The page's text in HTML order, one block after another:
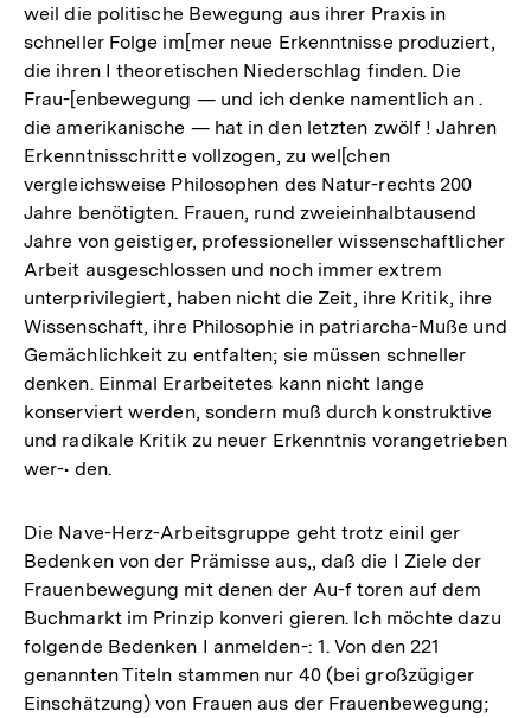
weil die politische Bewegung aus ihrer Praxis in
schneller Folge im[mer neue Erkenntnisse produziert,
die ihren I theoretischen Niederschlag finden. Die
Frau-[enbewegung — und ich denke namentlich an .
die amerikanische — hat in den letzten zwölf ! Jahren
Erkenntnisschritte vollzogen, zu wel[chen
vergleichsweise Philosophen des Natur-rechts 200
Jahre benötigten. Frauen, rund zweieinhalbtausend
Jahre von geistiger, professioneller wissenschaftlicher
Arbeit ausgeschlossen und noch immer extrem
unterprivilegiert, haben nicht die Zeit, ihre Kritik, ihre
Wissenschaft, ihre Philosophie in patriarcha-Muße und
Gemächlichkeit zu entfalten; sie müssen schneller
denken. Einmal Erarbeitetes kann nicht lange
konserviert werden, sondern muß durch konstruktive
und radikale Kritik zu neuer Erkenntnis vorangetrieben
wer-• den.
Die Nave-Herz-Arbeitsgruppe geht trotz einiI ger
Bedenken von der Prämisse aus,, daß die I Ziele der
Frauenbewegung mit denen der Au-f toren auf dem
Buchmarkt im Prinzip konveri gieren. Ich möchte dazu
folgende Bedenken I anmelden-: 1. Von den 221
genannten Titeln stammen nur 40 (bei großzügiger
Einschätzung) von Frauen aus der Frauenbewegung;